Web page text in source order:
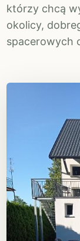
którzy chcą
okolicy,
spacerowych